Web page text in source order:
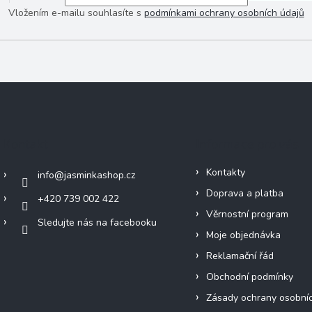
Vložením e-mailu souhlasíte s podmínkami ochrany osobních údajů
info@jasminkashop.cz
+420 739 002 422
Sledujte nás na facebooku
Kontakty
Doprava a platba
Věrnostní program
Moje objednávka
Reklamační řád
Obchodní podmínky
Zásady ochrany